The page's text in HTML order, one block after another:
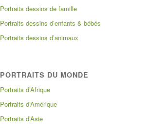
Portraits dessins de famille
Portraits dessins d’enfants & bébés
Portraits dessins d’animaux
PORTRAITS DU MONDE
Portraits d’Afrique
Portraits d’Amérique
Portraits d’Asie